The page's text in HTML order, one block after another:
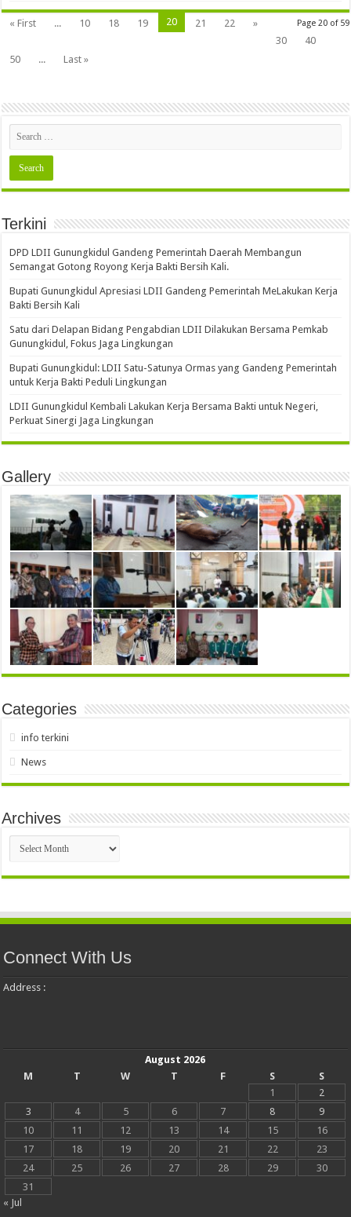
Page 20 of 59
« First ... 10 18 19 20 21 22
»
30
40
50
... Last »
Terkini
DPD LDII Gunungkidul Gandeng Pemerintah Daerah Membangun
Semangat Gotong Royong Kerja Bakti Bersih Kali.
Bupati Gunungkidul Apresiasi LDII Gandeng Pemerintah MeLakukan Kerja
Bakti Bersih Kali ‎
Satu dari Delapan Bidang Pengabdian LDII Dilakukan Bersama Pemkab
Gunungkidul, Fokus Jaga Lingkungan
Bupati Gunungkidul: LDII Satu-Satunya Ormas yang Gandeng Pemerintah
untuk Kerja Bakti Peduli Lingkungan
LDII Gunungkidul Kembali Lakukan Kerja Bersama Bakti untuk Negeri,
Perkuat Sinergi Jaga Lingkungan
Gallery
Categories
info terkini
News
Archives
Archives
Connect With Us
Address :
August 2026
M
T W T F S
S
1
2
3
4 5 6 7 8
9
10
11 12 13 14 15
16
17
18 19 20 21 22
23
24
25 26 27 28 29
30
31
« Jul